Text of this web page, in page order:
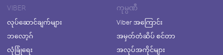
VIBER
လုပ်ဆောင်ချက်များ
ဘလော့ဂ်
လုံခြုံရေး
ကုမ္ပဏီ
Viber အကြောင်း
အမှတ်တံဆိပ် စင်တာ
အလုပ်အကိုင်များ